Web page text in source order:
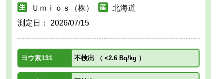
Ｕｍｉｏｓ（株）
北海道
測定日： 2026/07/15
ヨウ素131 不検出 （ <2.6 Bq/kg ）